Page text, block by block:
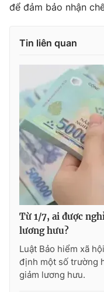
THỜI BÁO VTV
Theo dõi báo trên
Cơ quan chủ quản:
Đài
Cơ quan báo chí:
Thời
cấp ngày 29/12/2023
Tổng Biên tập:
Phó Tổng Biên tập:
Nguyễn Trọng Ninh
Tổng đài VTV:
để đảm bảo nhận
Tin liên quan
Từ 1/7, ai được
lương hưu?
Luật Bảo hiểm xã
định một số trường
giảm lương hưu.